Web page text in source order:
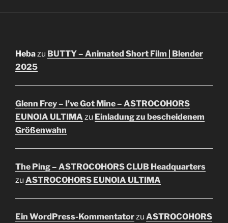
Heba zu BUTTY – Animated Short Film | Blender
2025
Glenn Frey – I’ve Got Mine – ASTROCOHORS
EUNOIA ULTIMA zu Einladung zu bescheidenem
Größenwahn
The Ping – ASTROCOHORS CLUB Headquarters
zu ASTROCOHORS EUNOIA ULTIMA
Ein WordPress-Kommentator zu ASTROCOHORS